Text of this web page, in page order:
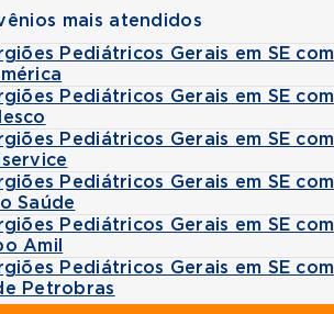
mais atendidos
Pediátricos Gerais em SE com
Pediátricos Gerais em SE com
Pediátricos Gerais em SE com
Pediátricos Gerais em SE com
Saúde
Pediátricos Gerais em SE com
Amil
Pediátricos Gerais em SE com
Petrobras